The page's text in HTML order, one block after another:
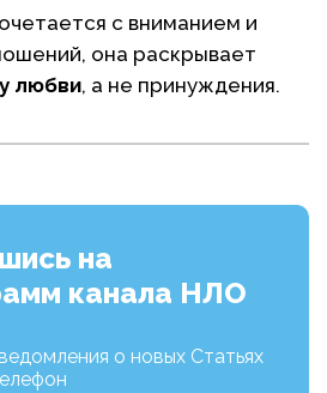
с вниманием и
она раскрывает
любви, а не принуждения.
на
канала НЛО
о новых Статьях